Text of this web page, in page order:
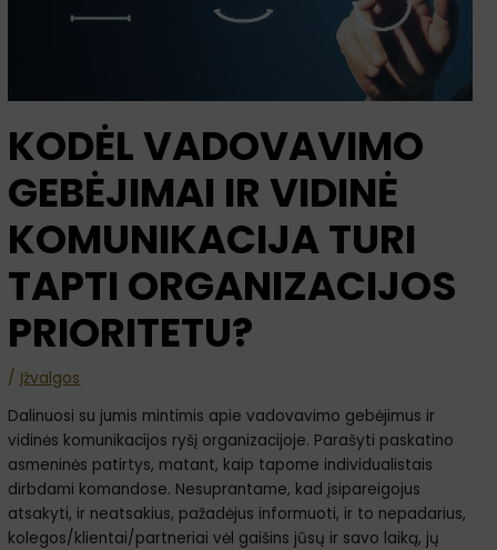
KODĖL VADOVAVIMO
GEBĖJIMAI IR VIDINĖ
KOMUNIKACIJA TURI
TAPTI ORGANIZACIJOS
PRIORITETU?
/Įžvalgos
Dalinuosi su jumis mintimis apie vadovavimo gebėjimus ir
vidinės komunikacijos ryšį organizacijoje. Parašyti paskatino
asmeninės patirtys, matant, kaip tapome individualistais
dirbdami komandose. Nesuprantame, kad įsipareigojus
atsakyti, ir neatsakius, pažadėjus informuoti, ir to nepadarius,
kolegos/klientai/partneriai vėl gaišins jūsų ir savo laiką, jų